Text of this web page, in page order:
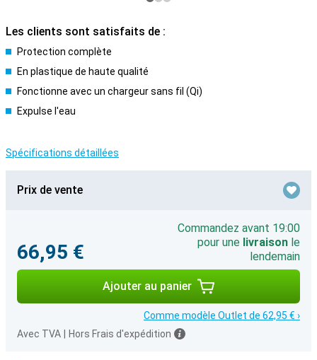
Les clients sont satisfaits de :
Protection complète
En plastique de haute qualité
Fonctionne avec un chargeur sans fil (Qi)
Expulse l'eau
Spécifications détaillées
Prix de vente
66,95 €
Commandez avant 19:00
pour une livraison le
lendemain
Ajouter au panier
Comme modèle Outlet de 62,95 € ›
Avec TVA
Hors Frais d'expédition